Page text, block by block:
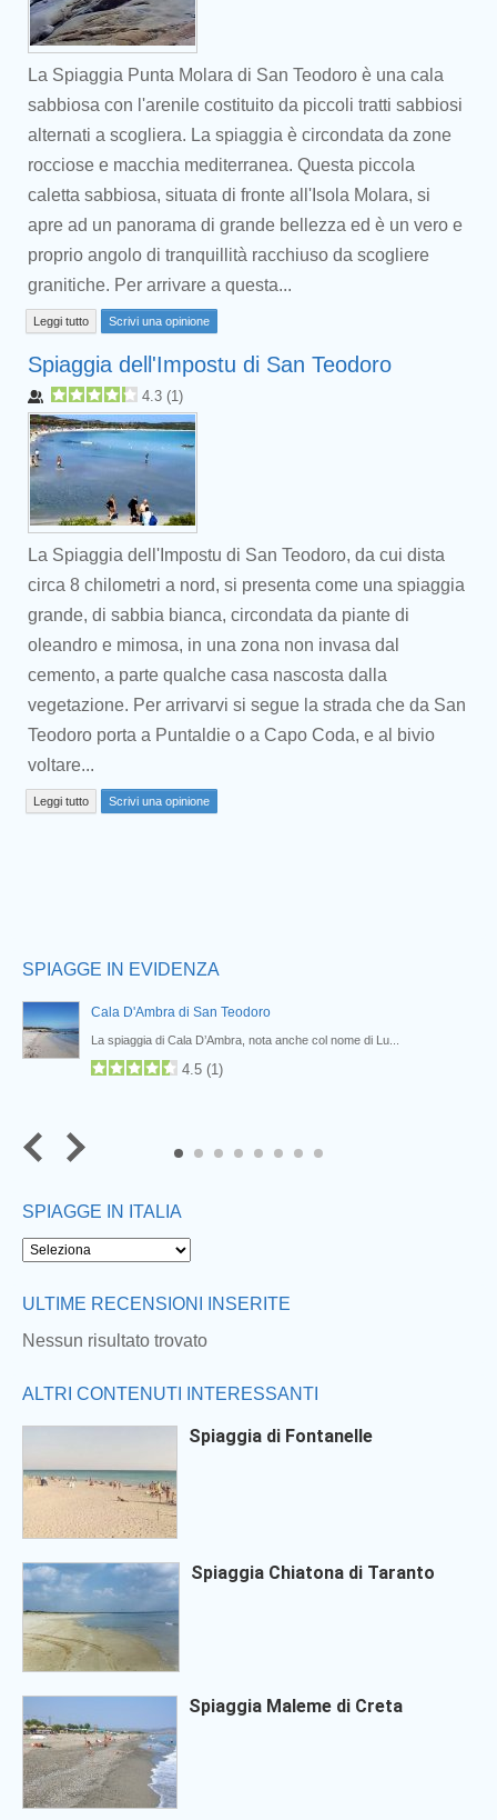
La Spiaggia Punta Molara di San Teodoro è una cala
sabbiosa con l'arenile costituito da piccoli tratti sabbiosi
alternati a scogliera. La spiaggia è circondata da zone
rocciose e macchia mediterranea. Questa piccola
caletta sabbiosa, situata di fronte all'Isola Molara, si
apre ad un panorama di grande bellezza ed è un vero e
proprio angolo di tranquillità racchiuso da scogliere
granitiche. Per arrivare a questa...
Leggi tutto Scrivi una opinione
Spiaggia dell'Impostu di San Teodoro
4.3 (1)
La Spiaggia dell'Impostu di San Teodoro, da cui dista
circa 8 chilometri a nord, si presenta come una spiaggia
grande, di sabbia bianca, circondata da piante di
oleandro e mimosa, in una zona non invasa dal
cemento, a parte qualche casa nascosta dalla
vegetazione. Per arrivarvi si segue la strada che da San
Teodoro porta a Puntaldie o a Capo Coda, e al bivio
voltare...
Leggi tutto Scrivi una opinione
SPIAGGE IN EVIDENZA
Cala D'Ambra di San Teodoro
La spiaggia di Cala D’Ambra, nota anche col nome di Lu...
4.5 (1)
8
SPIAGGE IN ITALIA
ULTIME RECENSIONI INSERITE
Nessun risultato trovato
ALTRI CONTENUTI INTERESSANTI
Spiaggia di Fontanelle
Spiaggia Chiatona di Taranto
Spiaggia Maleme di Creta